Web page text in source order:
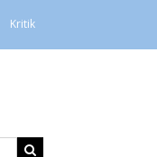
Kritik